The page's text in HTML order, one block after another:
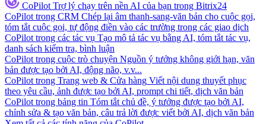
CoPilot Trợ lý chạy trên nền AI của bạn trong Bitrix24
CoPilot trong CRM Chép lại âm thanh-sang-văn bản cho cuộc gọi,
tóm tắt cuộc gọi, tự động điền vào các trường trong các giao dịch
CoPilot trong các tác vụ Tạo mô tả tác vụ bằng AI, tóm tắt tác vụ,
danh sách kiểm tra, bình luận
CoPilot trong cuộc trò chuyện Nguồn ý tưởng không giới hạn, văn
bản được tạo bởi AI, động não, v.v...
CoPilot trong Trang web & Cửa hàng Viết nội dung thuyết phục
theo yêu cầu, ảnh được tạo bởi AI, prompt chi tiết, dịch văn bản
CoPilot trong bảng tin Tóm tắt chủ đề, ý tưởng được tạo bởi AI,
chỉnh sửa & tạo văn bản, câu trả lời được viết bởi AI, dịch văn bản